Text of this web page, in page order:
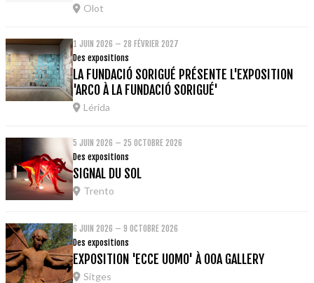
Olot
1 JUIN 2026 – 28 FÉVRIER 2027
Des expositions
LA FUNDACIÓ SORIGUÉ PRÉSENTE L'EXPOSITION
'ARCO À LA FUNDACIÓ SORIGUÉ'
Lérida
5 JUIN 2026 – 25 OCTOBRE 2026
Des expositions
SIGNAL DU SOL
Trento
6 JUIN 2026 – 9 OCTOBRE 2026
Des expositions
EXPOSITION 'ECCE UOMO' À OOA GALLERY
Sitges